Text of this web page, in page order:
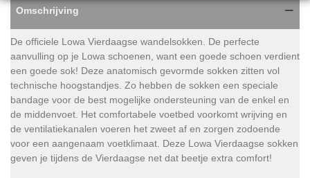
Omschrijving
De officiele Lowa Vierdaagse wandelsokken. De perfecte
aanvulling op je Lowa schoenen, want een goede schoen verdient
een goede sok! Deze anatomisch gevormde sokken zitten vol
technische hoogstandjes. Zo hebben de sokken een speciale
bandage voor de best mogelijke ondersteuning van de enkel en
de middenvoet. Het comfortabele voetbed voorkomt wrijving en
de ventilatiekanalen voeren het zweet af en zorgen zodoende
voor een aangenaam voetklimaat. Deze Lowa Vierdaagse sokken
geven je tijdens de Vierdaagse net dat beetje extra comfort!